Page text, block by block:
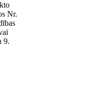
Nr.
9.